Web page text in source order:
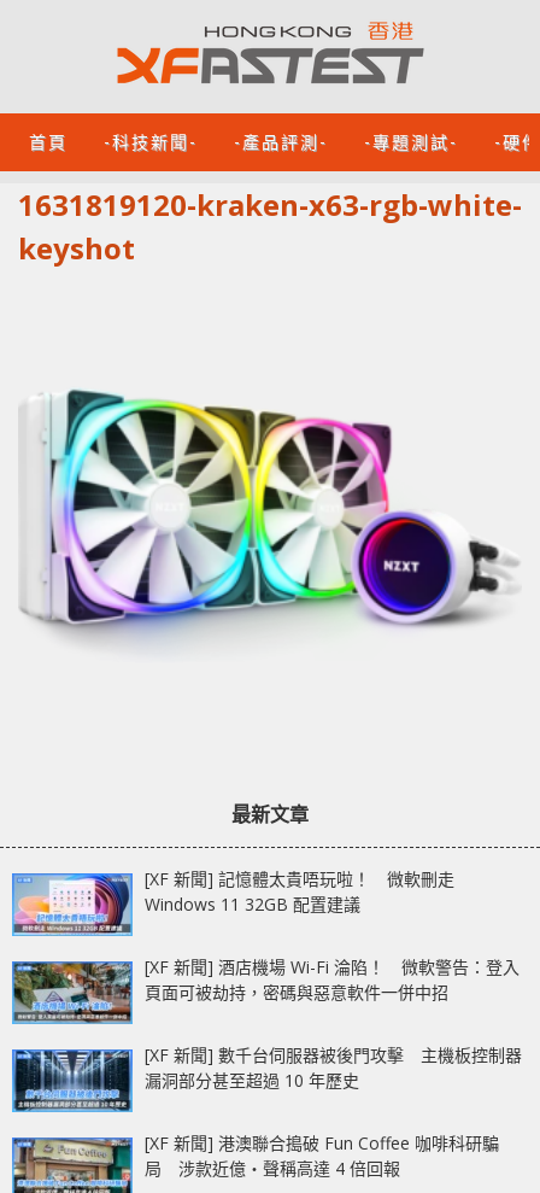
首頁 -科技新聞- -產品評測- -專題測試- -硬
1631819120-kraken-x63-rgb-white-
keyshot
最新文章
[XF 新聞] 記憶體太貴唔玩啦！ 微軟刪走
Windows 11 32GB 配置建議
[XF 新聞] 酒店機場 Wi-Fi 淪陷！ 微軟警告：登入
頁面可被劫持，密碼與惡意軟件一併中招
[XF 新聞] 數千台伺服器被後門攻擊 主機板控制器
漏洞部分甚至超過 10 年歷史
[XF 新聞] 港澳聯合搗破 Fun Coffee 咖啡科研騙
局 涉款近億‧聲稱高達 4 倍回報